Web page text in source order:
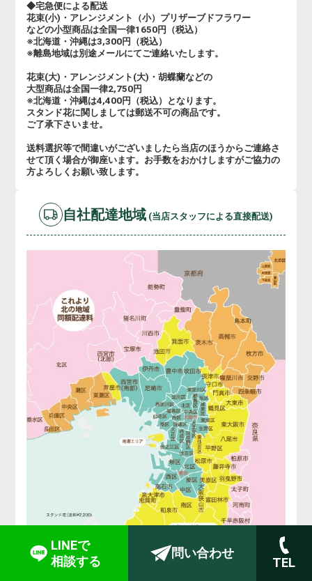
◆宅急便による配送
花束(小)・アレンジメント（小）プリザーブドフラワー
などの小型商品は全国一律1650円（税込）
※北海道・沖縄は3,300円（税込）
※離島地域は別途メールにてご連絡いたします。
花束(大)・アレンジメント(大)・胡蝶蘭などの
大型商品は全国一律2,750円
※北海道・沖縄は4,400円（税込）となります。
スタンド花に関しましては郵送不可の商品です。
ご了承下さいませ。
送料選択等で間違いがございましたら当店のほうからご連絡さ
せて頂く場合が御座います。お手数をおかけしますがご協力の
方よろしくお願い致します。
自社配達地域 (当店スタッフによる直接配送)
LINEで
相談する
問い合わせ
TEL